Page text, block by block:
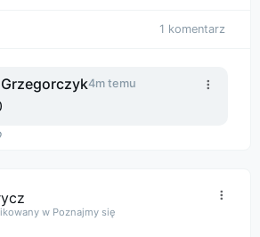
1 komentarz
4m temu
w Poznajmy się